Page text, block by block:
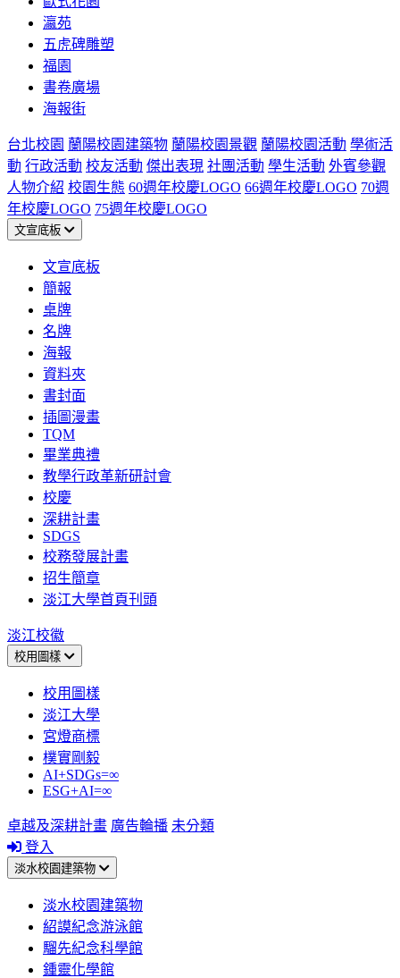
瀛苑
五虎碑雕塑
福園
書卷廣場
海報街
台北校園 蘭陽校園建築物 蘭陽校園景觀 蘭陽校園活動 學術活
動 行政活動 校友活動 傑出表現 社團活動 學生活動 外賓參觀
人物介紹 校園生態 60週年校慶LOGO 66週年校慶LOGO 70週
年校慶LOGO 75週年校慶LOGO
文宣底板
文宣底板
簡報
桌牌
名牌
海報
資料夾
書封面
插圖漫畫
TQM
畢業典禮
教學行政革新研討會
校慶
深耕計畫
SDGS
校務發展計畫
招生簡章
淡江大學首頁刊頭
淡江校徽
校用圖樣
校用圖樣
淡江大學
宮燈商標
樸實剛毅
AI+SDGs=∞
ESG+AI=∞
卓越及深耕計畫 廣告輪播 未分類
登入
淡水校園建築物
淡水校園建築物
紹謨紀念游泳館
騮先紀念科學館
鍾靈化學館